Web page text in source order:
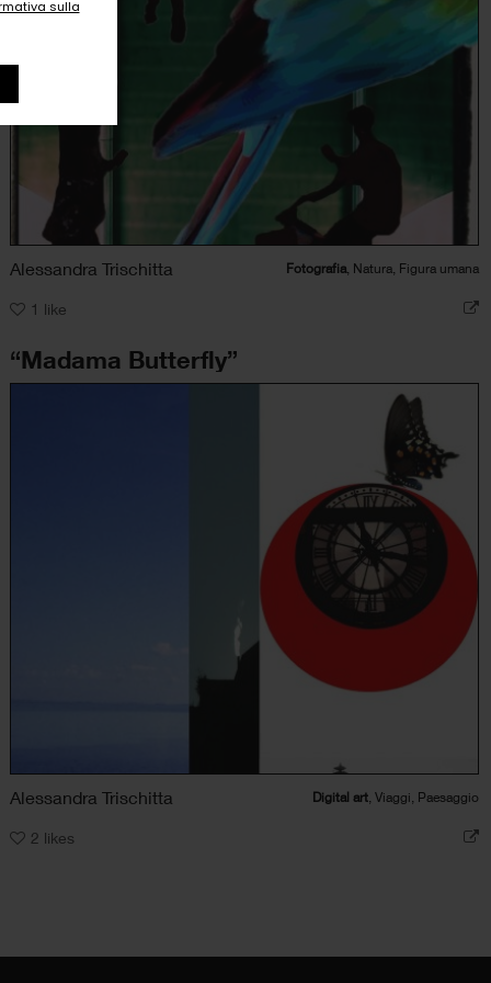
sulla
Alessandra Trischitta Fotografia, Natura, Figura umana
1 like
“Madama Butterfly”
Alessandra Trischitta Digital art, Viaggi, Paesaggio
2 likes